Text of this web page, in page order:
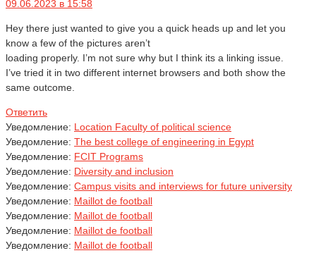
09.06.2023 в 15:58
Hey there just wanted to give you a quick heads up and let you
know a few of the pictures aren’t
loading properly. I’m not sure why but I think its a linking issue.
I’ve tried it in two different internet browsers and both show the
same outcome.
Ответить
Уведомление: Location Faculty of political science
Уведомление: The best college of engineering in Egypt
Уведомление: FCIT Programs
Уведомление: Diversity and inclusion
Уведомление: Campus visits and interviews for future university
Уведомление: Maillot de football
Уведомление: Maillot de football
Уведомление: Maillot de football
Уведомление: Maillot de football